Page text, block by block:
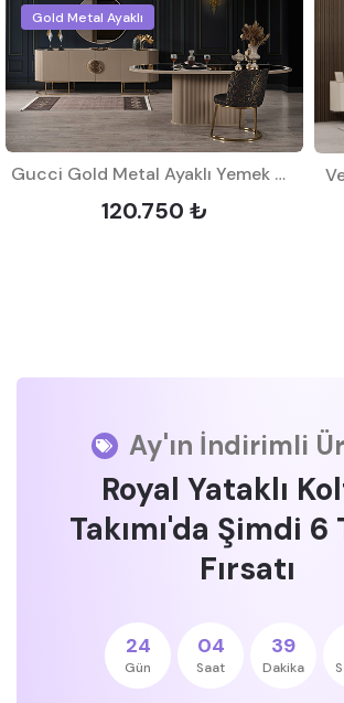
Gold Metal Ayaklı
Gucci Gold Metal Ayaklı Yemek Odası Takımı
120.750 ₺
Ay'ın İndirimli
Royal Yataklı
Takımı'da Şimdi 6
Fırsatı
24
Gün
04
Saat
39
Dakika